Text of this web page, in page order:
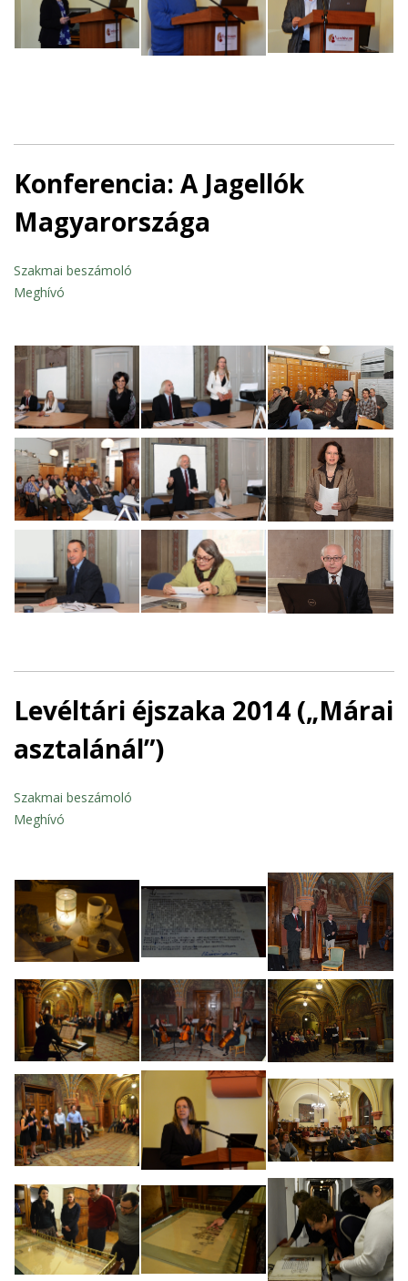
Konferencia: A Jagellók
Magyarországa
Szakmai beszámoló
Meghívó
Levéltári éjszaka 2014 („Márai
asztalánál”)
Szakmai beszámoló
Meghívó